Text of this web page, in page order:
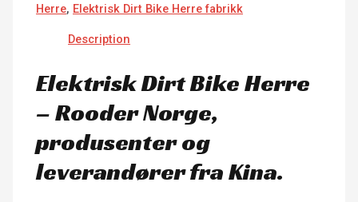
Herre, Elektrisk Dirt Bike Herre fabrikk
Description
Elektrisk Dirt Bike Herre
– Rooder Norge,
produsenter og
leverandører fra Kina.